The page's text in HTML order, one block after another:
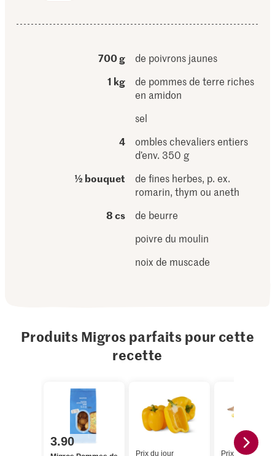
700 g
de poivrons jaunes
1 kg
de pommes de terre riches
en amidon
sel
4
ombles chevaliers entiers
d’env. 350 g
½ bouquet
de fines herbes, p. ex.
romarin, thym ou aneth
8 cs
de beurre
poivre du moulin
noix de muscade
Produits Migros parfaits pour cette
recette
3.90
Prix du jour
Prix du jour